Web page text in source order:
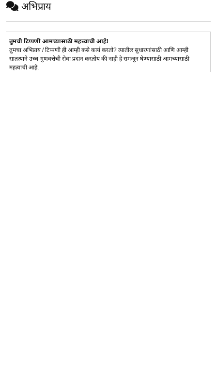
अभिप्राय
तुमची टिप्पणी आमच्यासाठी महत्त्वाची आहे!
तुमचा अभिप्राय / टिप्पणी ही आम्ही कसे कार्य करतो? त्यातील सुधारणांसाठी आणि आम्ही
सातत्याने उच्च-गुणवत्तेची सेवा प्रदान करतोय की नाही हे समजून घेण्यासाठी आमच्यासाठी
महत्वाची आहे.